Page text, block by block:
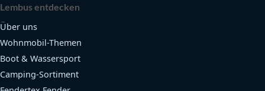
Lembus entdecken
Über uns
Wohnmobil-Themen
Boot & Wassersport
Camping-Sortiment